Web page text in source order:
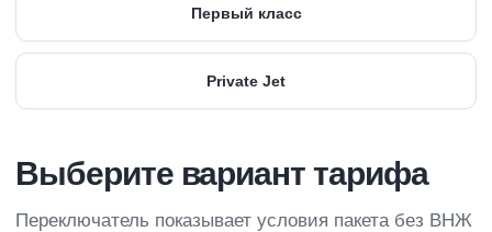
Первый класс
Private Jet
Выберите вариант тарифа
Переключатель показывает условия пакета без ВНЖ